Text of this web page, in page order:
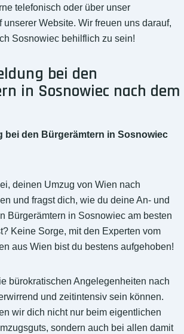
telefonisch oder über unser
unserer Website. Wir freuen uns darauf,
Sosnowiec behilflich zu sein!
bei den
in Sosnowiec nach dem
bei den Bürgerämtern in Sosnowiec
deinen Umzug von Wien nach
und fragst dich, wie du deine An- und
Bürgerämtern in Sosnowiec am besten
Keine Sorge, mit den Experten vom
aus Wien bist du bestens aufgehoben!
bürokratischen Angelegenheiten nach
und zeitintensiv sein können.
wir dich nicht nur beim eigentlichen
sondern auch bei allen damit